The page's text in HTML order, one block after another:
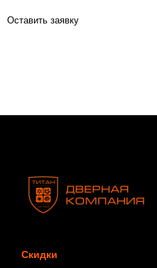
Оставить заявку
Скидки